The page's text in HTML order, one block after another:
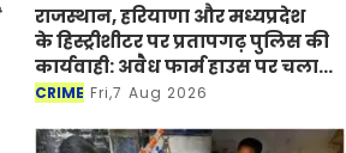
राजस्थान, हरियाणा और मध्यप्रदेश
के हिस्ट्रीशीटर पर प्रतापगढ़ पुलिस की
कार्यवाही: अवैध फार्म हाउस पर चला
बुलडोजर
CRIME Fri,7 Aug 2026